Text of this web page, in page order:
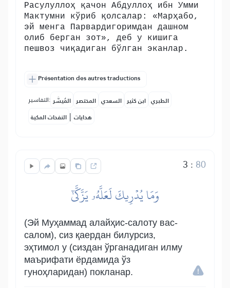
Расулуллоҳ қачон Абдуллоҳ ибн Умми
Мактумни кўриб қолсалар: «Марҳабо,
эй менга Парвардигоримдан дашном
олиб берган зот», деб у кишига
пешвоз чиқадиган бўлган эканлар.
Présentation des autres traductions
التفاسير: المُيسَّر المختصر السعدي ابن كثير الطبري
النفحات المكية | هدايات
3 : 80
وَمَا يُدۡرِيكَ لَعَلَّهُۥ يَزَّكَّىٰٓ
(Эй Муҳаммад алайҳис-салоту вас-
салом), сиз қаердан билурсиз,
эҳтимол у (сиздан ўрганадиган илму
маърифати ёрдамида ўз
гуноҳларидан) покланар.